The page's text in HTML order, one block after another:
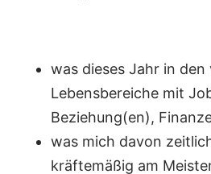
was dieses Jahr in den
Lebensbereiche mit
Beziehung(en),
was mich davon
kräftemäßig am